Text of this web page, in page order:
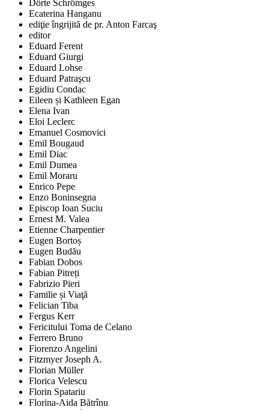
Dörte Schrömges
Ecaterina Hanganu
ediţie îngrijită de pr. Anton Farcaş
editor
Eduard Ferent
Eduard Giurgi
Eduard Lohse
Eduard Patraşcu
Egidiu Condac
Eileen și Kathleen Egan
Elena Ivan
Eloi Leclerc
Emanuel Cosmovici
Emil Bougaud
Emil Diac
Emil Dumea
Emil Moraru
Enrico Pepe
Enzo Boninsegna
Episcop Ioan Suciu
Ernest M. Valea
Etienne Charpentier
Eugen Bortoș
Eugen Budău
Fabian Dobos
Fabian Pitreți
Fabrizio Pieri
Familie și Viaţă
Felician Tiba
Fergus Kerr
Fericitului Toma de Celano
Ferrero Bruno
Fiorenzo Angelini
Fitzmyer Joseph A.
Florian Müller
Florica Velescu
Florin Spatariu
Florina-Aida Bătrînu